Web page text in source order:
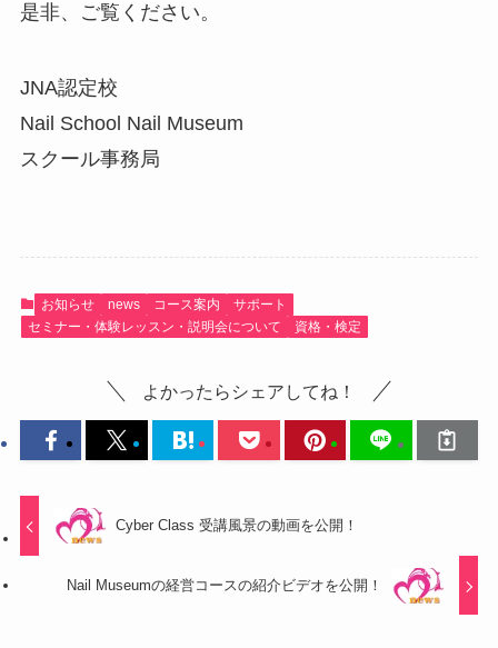
是非、ご覧ください。
JNA認定校
Nail School Nail Museum
スクール事務局
お知らせ news コース案内
サポート
セミナー・体験レッスン・説明会について
資格・検定
よかったらシェアしてね！
Cyber Class 受講風景の動画を公開！
Nail Museumの経営コースの紹介ビデオを公開！